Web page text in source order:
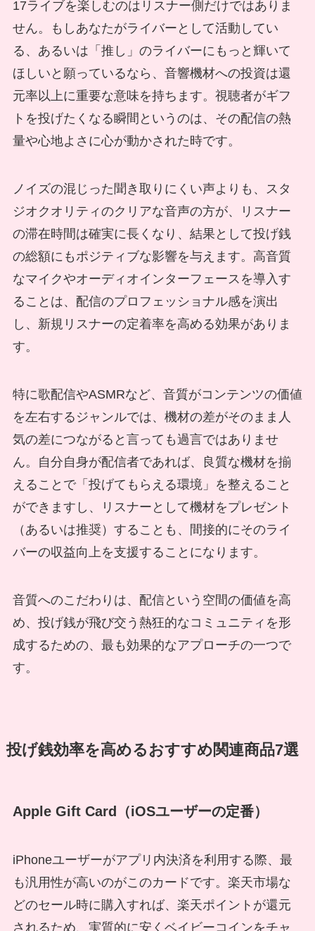
17ライブを楽しむのはリスナー側だけではありま
せん。もしあなたがライバーとして活動してい
る、あるいは「推し」のライバーにもっと輝いて
ほしいと願っているなら、音響機材への投資は還
元率以上に重要な意味を持ちます。視聴者がギフ
トを投げたくなる瞬間というのは、その配信の熱
量や心地よさに心が動かされた時です。
ノイズの混じった聞き取りにくい声よりも、スタ
ジオクオリティのクリアな音声の方が、リスナー
の滞在時間は確実に長くなり、結果として投げ銭
の総額にもポジティブな影響を与えます。高音質
なマイクやオーディオインターフェースを導入す
ることは、配信のプロフェッショナル感を演出
し、新規リスナーの定着率を高める効果がありま
す。
特に歌配信やASMRなど、音質がコンテンツの価値
を左右するジャンルでは、機材の差がそのまま人
気の差につながると言っても過言ではありませ
ん。自分自身が配信者であれば、良質な機材を揃
えることで「投げてもらえる環境」を整えること
ができますし、リスナーとして機材をプレゼント
（あるいは推奨）することも、間接的にそのライ
バーの収益向上を支援することになります。
音質へのこだわりは、配信という空間の価値を高
め、投げ銭が飛び交う熱狂的なコミュニティを形
成するための、最も効果的なアプローチの一つで
す。
投げ銭効率を高めるおすすめ関連商品7選
Apple Gift Card（iOSユーザーの定番）
iPhoneユーザーがアプリ内決済を利用する際、最
も汎用性が高いのがこのカードです。楽天市場な
どのセール時に購入すれば、楽天ポイントが還元
されるため、実質的に安くベイビーコインをチャ